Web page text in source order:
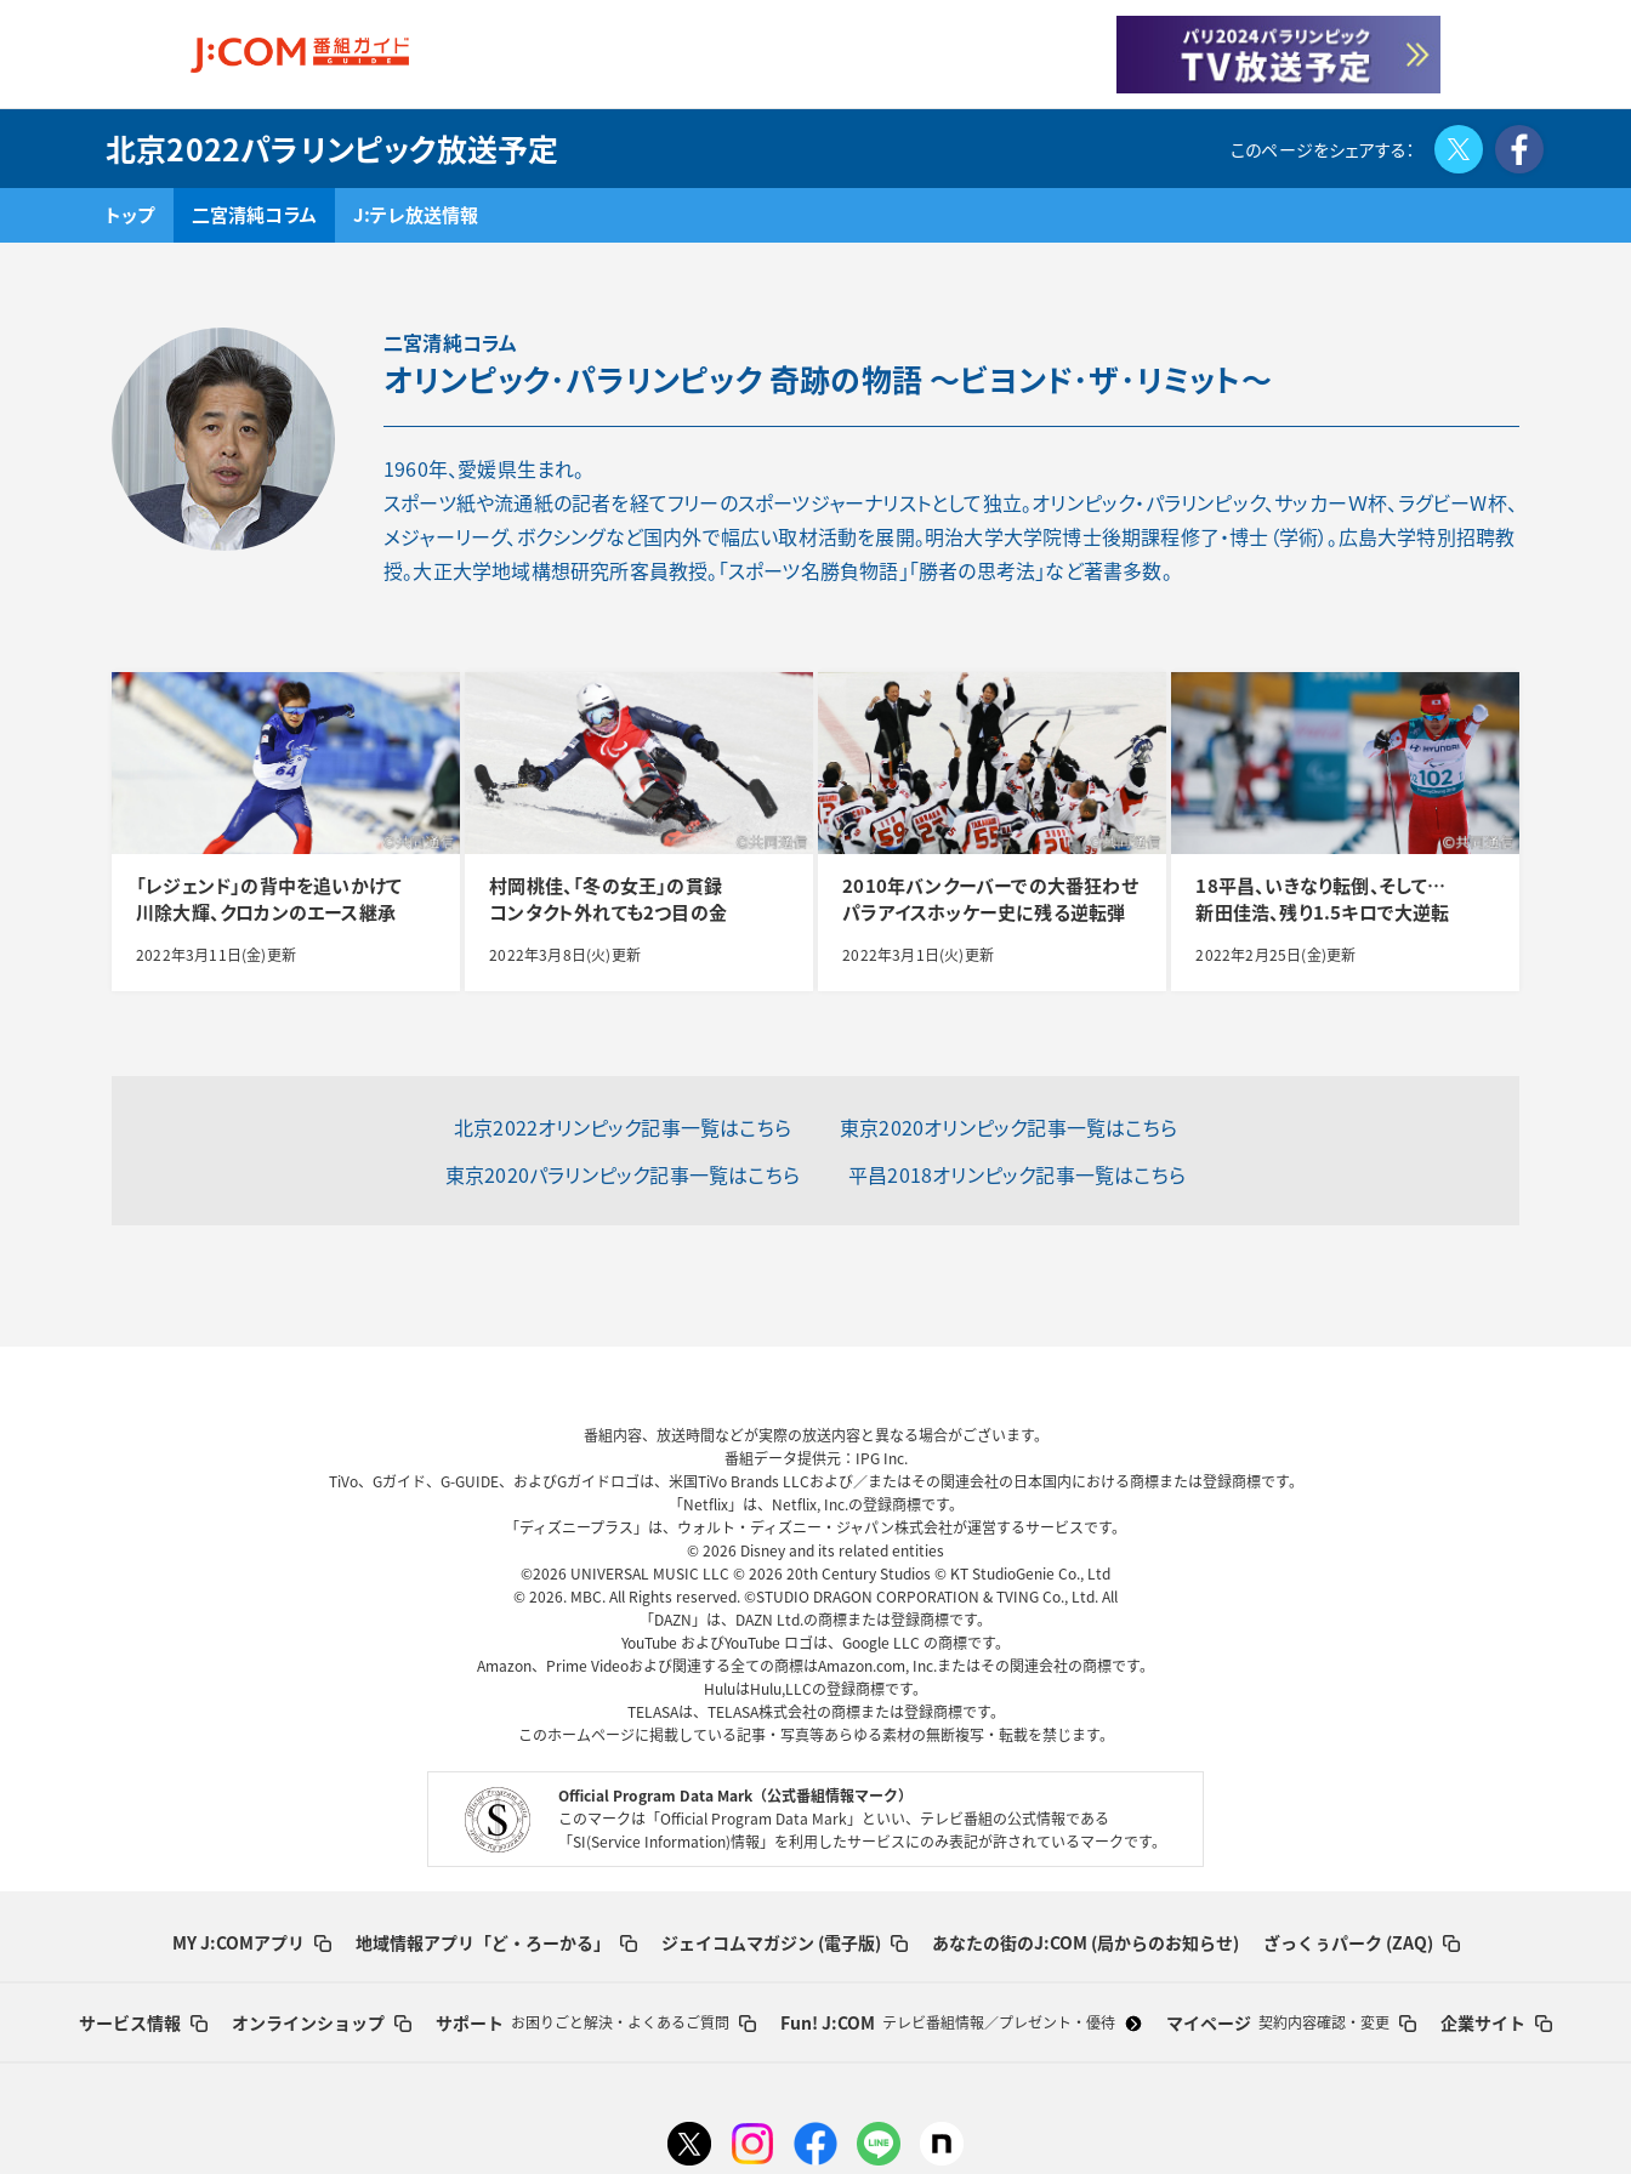
北京2022パラリンピック放送予定
トップ 二宮清純コラム J:テレ放送情報
Twitter
二宮清純コラム
オリンピック･パラリンピック 奇跡の物語～ビヨンド･ザ･リミット～
1960年、愛媛県生まれ。
スポーツ紙や流通紙の記者を経てフリーのスポーツジャーナリストとして独立。オリンピック・パラリンピック、サッカーＷ杯、ラグビーW杯、
メジャーリーグ、ボクシングなど国内外で幅広い取材活動を展開。明治大学大学院博士後期課程修了・博士（学術）。広島大学特別招聘教
授。大正大学地域構想研究所客員教授。「スポーツ名勝負物語」「勝者の思考法」など著書多数。
「レジェンド」の背中を追いかけて
川除大輝、クロカンのエース継承
2022年3月11日(金)更新
村岡桃佳、「冬の女王」の貫録
コンタクト外れても2つ目の金
2022年3月8日(火)更新
2010年バンクーバーでの大番狂わせ
パラアイスホッケー史に残る逆転弾
2022年3月1日(火)更新
18平昌、いきなり転倒、そして…
新田佳浩、残り1.5キロで大逆転
2022年2月25日(金)更新
北京2022オリンピック記事一覧はこちら
東京2020オリンピック記事一覧はこちら
東京2020パラリンピック記事一覧はこちら
平昌2018オリンピック記事一覧はこちら
番組内容、放送時間などが実際の放送内容と異なる場合がございます。
番組データ提供元：IPG Inc.
TiVo、Gガイド、G-GUIDE、およびGガイドロゴは、米国TiVo Brands LLCおよび／またはその関連会社の日本国内における商標または登録商標です。
「Netflix」は、Netflix, Inc.の登録商標です。
「ディズニープラス」は、ウォルト・ディズニー・ジャパン株式会社が運営するサービスです。
© 2026 Disney and its related entities
©2026 UNIVERSAL MUSIC LLC © 2026 20th Century Studios © KT StudioGenie Co., Ltd
© 2026. MBC. All Rights reserved. ©STUDIO DRAGON CORPORATION & TVING Co., Ltd. All
「DAZN」は、DAZN Ltd.の商標または登録商標です。
YouTube およびYouTube ロゴは、Google LLC の商標です。
Amazon、Prime Videoおよび関連する全ての商標はAmazon.com, Inc.またはその関連会社の商標です。
HuluはHulu,LLCの登録商標です。
TELASAは、TELASA株式会社の商標または登録商標です。
このホームページに掲載している記事・写真等あらゆる素材の無断複写・転載を禁じます。
Official Program Data Mark（公式番組情報マーク）
このマークは「Official Program Data Mark」といい、テレビ番組の公式情報である
「SI(Service Information)情報」を利用したサービスにのみ表記が許されているマークです。
MY J:COMアプリ 地域情報アプリ「ど・ろーかる」 ジェイコムマガジン (電子版) あなたの街のJ:COM (局からのお知らせ) ざっくぅパーク (ZAQ)
サービス情報 オンラインショップ サポート お困りごと解決・よくあるご質問 Fun! J:COM テレビ番組情報／プレゼント・優待 マイページ 契約内容確認・変更 企業サイト